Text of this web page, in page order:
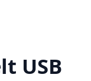
USB